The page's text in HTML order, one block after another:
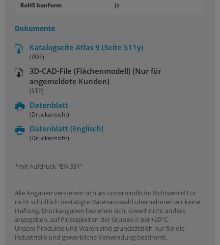
RoHS konform Ja
Dokumente
Katalogseite Atlas 9 (Seite 511y)
(PDF)
3D-CAD-File (Flächenmodell) (Nur für
angemeldete Kunden)
(STP)
Datenblatt
(Druckansicht)
Datenblatt (Englisch)
(Druckansicht)
*mit Aufdruck "EN 331"
Alle Angaben verstehen sich als unverbindliche Richtwerte! Für
nicht schriftlich bestätigte Datenauswahl übernehmen wir keine
Haftung. Druckangaben beziehen sich, soweit nicht anders
angegeben, auf Flüssigkeiten der Gruppe II bei +20°C.
Unsere Produkte und Waren sind grundsätzlich nur für die
industrielle und gewerbliche Verwendung bestimmt.